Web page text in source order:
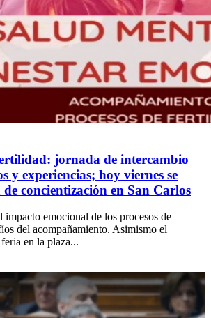
jornada de intercambio
y experiencias; hoy viernes se
concientización en San Carlos
emocional de los procesos de
del acompañamiento. Asimismo el
en la plaza...